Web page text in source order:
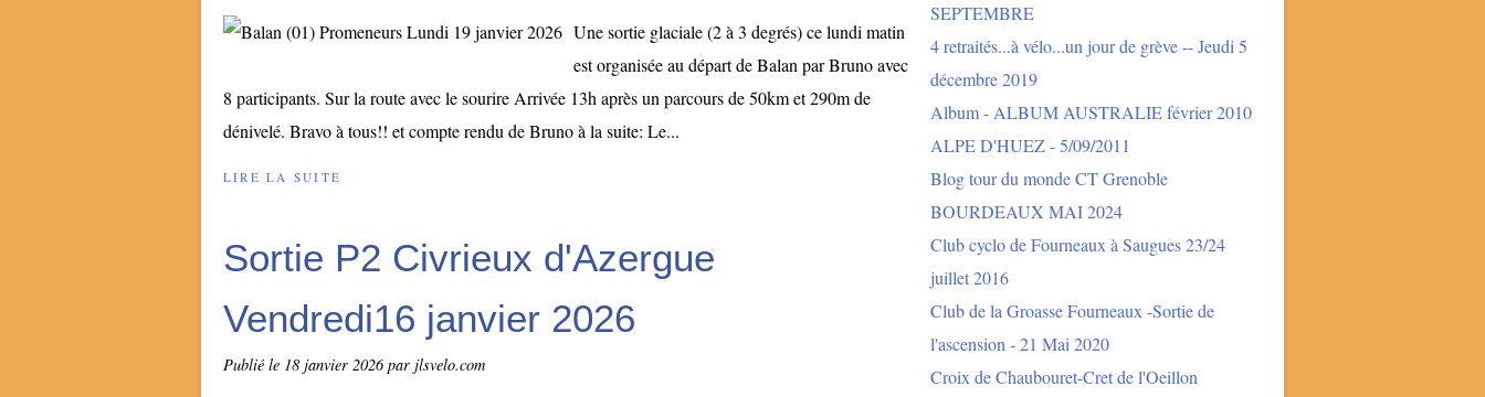
Une sortie glaciale (2 à 3 degrés) ce lundi matin
est organisée au départ de Balan par Bruno avec
8 participants. Sur la route avec le sourire Arrivée 13h après un parcours de 50km et 290m de
dénivelé. Bravo à tous!! et compte rendu de Bruno à la suite: Le...
LIRE LA SUITE
Sortie P2 Civrieux d'Azergue
Vendredi16 janvier 2026
Publié le 18 janvier 2026par jlsvelo.com
SEPTEMBRE
4 retraités...à vélo...un jour de grève -- Jeudi 5
décembre 2019
Album - ALBUM AUSTRALIE février 2010
ALPE D'HUEZ - 5/09/2011
Blog tour du monde CT Grenoble
BOURDEAUX MAI 2024
Club cyclo de Fourneaux à Saugues 23/24
juillet 2016
Club de la Groasse Fourneaux -Sortie de
l'ascension - 21 Mai 2020
Croix de Chaubouret-Cret de l'Oeillon